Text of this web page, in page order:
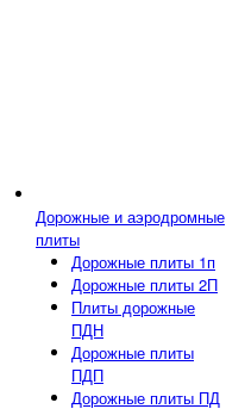
Дорожные и аэродромные
плиты
Дорожные плиты 1п
Дорожные плиты 2П
Плиты дорожные
ПДН
Дорожные плиты
ПДП
Дорожные плиты ПД